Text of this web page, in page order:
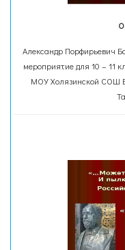
Александр Порфирьевич
мероприятие для 10 – 11
МОУ Холязинской СОШ